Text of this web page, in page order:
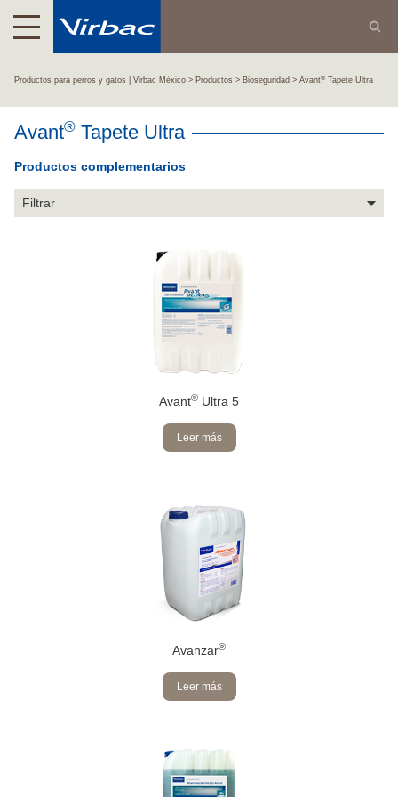
Productos para perros y gatos | Virbac México Productos Bioseguridad Avant® Tapete Ultra
Avant® Tapete Ultra
Productos complementarios
Filtrar
Avant® Ultra 5
Leer más
Avanzar®
Leer más